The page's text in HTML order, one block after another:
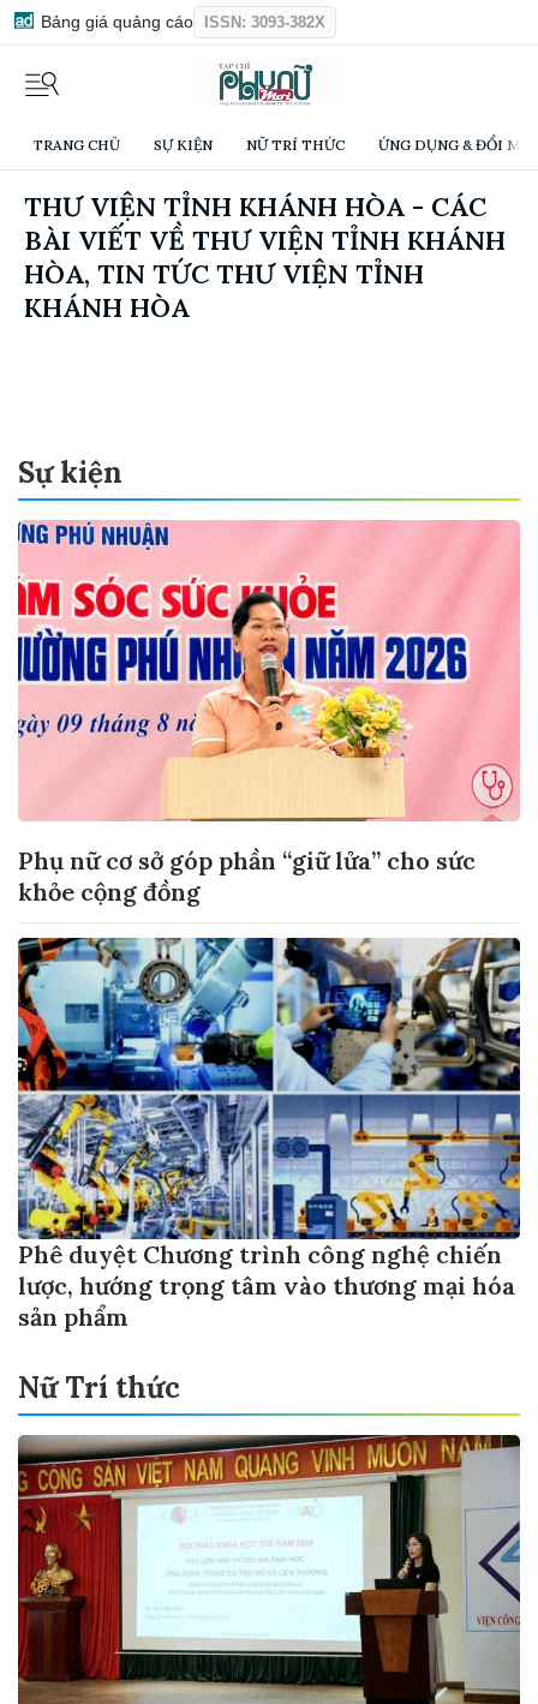
Bảng giá quảng cáo ISSN: 3093-382X
TRANG CHỦ SỰ KIỆN NỮ TRÍ THỨC ỨNG DỤNG & ĐỔI
THƯ VIỆN TỈNH KHÁNH HÒA - CÁC
BÀI VIẾT VỀ THƯ VIỆN TỈNH KHÁNH
HÒA, TIN TỨC THƯ VIỆN TỈNH
KHÁNH HÒA
Sự kiện
Phụ nữ cơ sở góp phần “giữ lửa” cho sức
khỏe cộng đồng
Phê duyệt Chương trình công nghệ chiến
lược, hướng trọng tâm vào thương mại hóa
sản phẩm
Nữ Trí thức